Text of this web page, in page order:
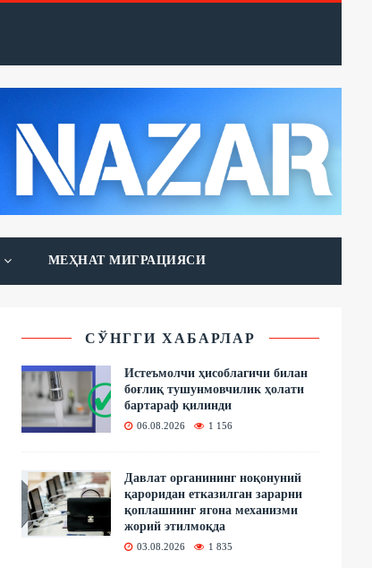
МЕҲНАТ МИГРАЦИЯСИ
СЎНГГИ ХАБАРЛАР
Истеъмолчи ҳисоблагичи билан
боғлиқ тушунмовчилик ҳолати
бартараф қилинди
06.08.2026 1 156
Давлат органининг ноқонуний
қароридан етказилган зарарни
қоплашнинг ягона механизми
жорий этилмоқда
03.08.2026 1 835